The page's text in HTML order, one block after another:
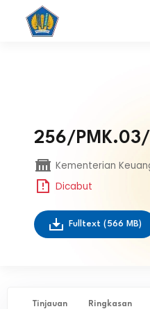
256/
Kementerian
Dicabut
Fulltext (566 MB)
Tinjauan Ringkasan